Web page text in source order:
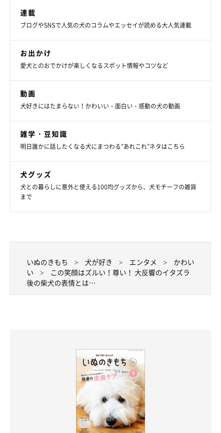
連載
ブログやSNSで人気の犬のコラムやエッセイが読める大人気連載
お出かけ
愛犬とのおでかけが楽しくなるスポット情報やコツなど
動画
犬好きにはたまらない！かわいい・面白い・感動の犬の動画
雑学・豆知識
明日誰かに話したくなる犬にまつわる”あれこれ”ネタはこちら
犬グッズ
犬との暮らしに意外と使える100均グッズから、犬モチーフの雑貨
まで
いぬのきもち 犬が好き エンタメ
かわい
い
この笑顔はズルい！尊い！ 大反響のイタズラ
後の柴犬の表情とは…